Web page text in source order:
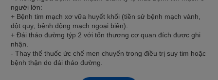
người lớn:
+ Bệnh tim mạch xơ vữa huyết khối (tiền sử bệnh mạch vành,
đột quỵ, bệnh động mạch ngoại biên).
+ Đái tháo đường týp 2 với tổn thương cơ quan đích được ghi
nhận.
- Thay thế thuốc ức chế men chuyển trong điều trị suy tim hoặc
bệnh thận do đái tháo đường.